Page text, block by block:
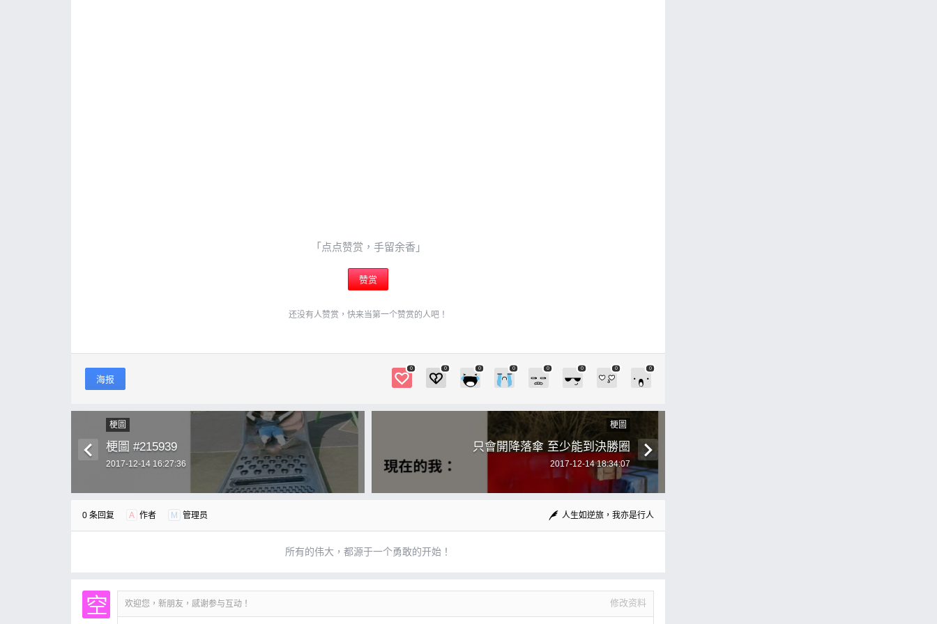
「点点赞赏，手留余香」
赞赏
还没有人赞赏，快来当第一个赞赏的人吧！
海报
0 0 0 0 0 0 0 0
梗圖
梗圖 #215939
2017-12-14 16:27:36
梗圖
只會開降落傘 至少能到決勝圈
2017-12-14 18:34:07
0 条回复 A 作者 M 管理员 人生如逆旅，我亦是行人
所有的伟大，都源于一个勇敢的开始！
欢迎您，新朋友，感谢参与互动！ 修改资料